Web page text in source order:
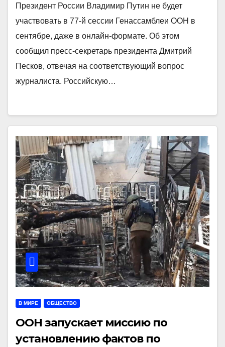
Президент России Владимир Путин не будет
участвовать в 77-й сессии Генассамблеи ООН в
сентябре, даже в онлайн-формате. Об этом
сообщил пресс-секретарь президента Дмитрий
Песков, отвечая на соответствующий вопрос
журналиста. Российскую…
В МИРЕ ОБЩЕСТВО
ООН запускает миссию по
установлению фактов по